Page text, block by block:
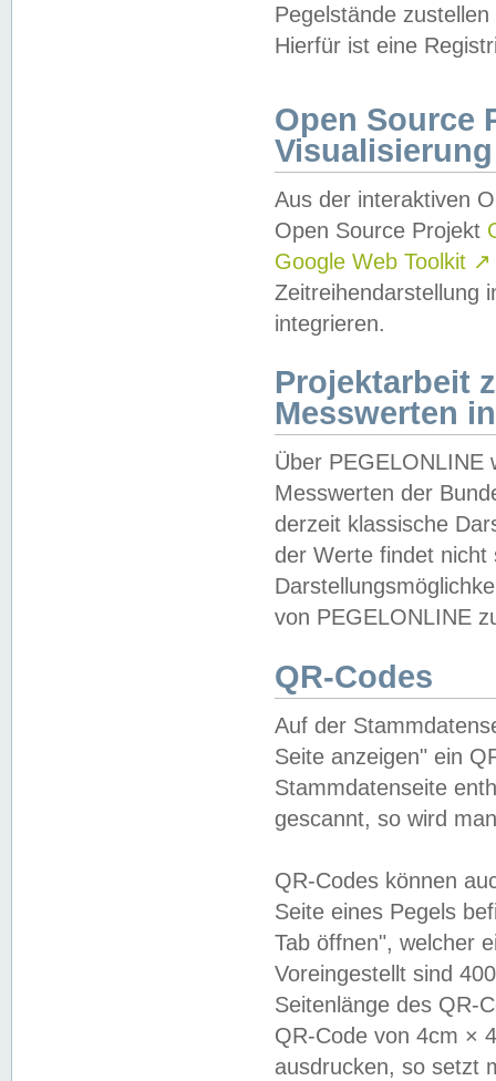
Pegelstände
Hierfür ist eine
Open Source
Visualisierung
Aus der interaktiven
Open Source Projekt
Google Web Toolkit ↗
Zeitreihendarstellung
integrieren.
Projektarbeit
Messwerten
Über PEGELONLINE
Messwerten der
derzeit klassische
der Werte findet
von PEGELONLINE
QR-Codes
Auf der
Seite anzeigen" ein
Stammdatenseite
gescannt, so wird
QR-Codes können
Seite eines Pegels
Tab öffnen", welcher
Voreingestellt sind
Seitenlänge des QR-
QR-Code von 4cm ×
ausdrucken, so setzt